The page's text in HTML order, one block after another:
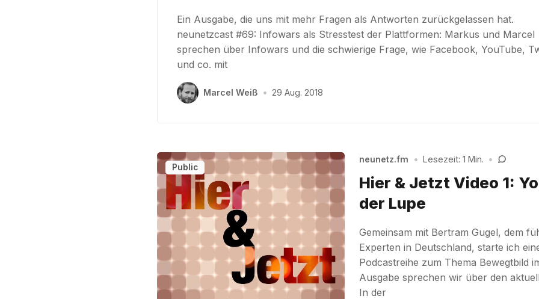
Ein Ausgabe, die uns mit mehr Fragen als Antworten zurückgelassen hat.
neunetzcast #69: Infowars als Stresstest der Plattformen: Markus und Marcel
sprechen über Infowars und die schwierige Frage, wie Facebook, YouTube,
und co. mit
Marcel Weiß • 29 Aug. 2018
Public
neunetz.fm • Lesezeit: 1 Min. •
Hier & Jetzt Video 1:
der Lupe
Gemeinsam mit Bertram Gugel, dem
Experten in Deutschland, starte ich
Podcastreihe zum Thema Bewegtbild
Ausgabe sprechen wir über den
In der